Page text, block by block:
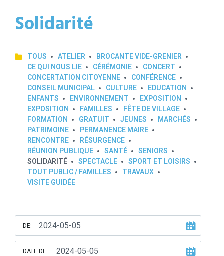
Solidarité
TOUS ATELIER
BROCANTE VIDE-GRENIER
CE QUI NOUS LIE
CÉRÉMONIE
CONCERT
CONCERTATION CITOYENNE
CONFÉRENCE
CONSEIL MUNICIPAL
CULTURE
EDUCATION
ENFANTS
ENVIRONNEMENT
EXPOSITION
EXPOSITION
FAMILLES
FÊTE DE VILLAGE
FORMATION
GRATUIT JEUNES
MARCHÉS
PATRIMOINE
PERMANENCE MAIRE
RENCONTRE
RÉSURGENCE
RÉUNION PUBLIQUE
SANTÉ
SENIORS
SOLIDARITÉ
SPECTACLE
SPORT ET LOISIRS
TOUT PUBLIC / FAMILLES
TRAVAUX
VISITE GUIDÉE
DE:
DATE DE :